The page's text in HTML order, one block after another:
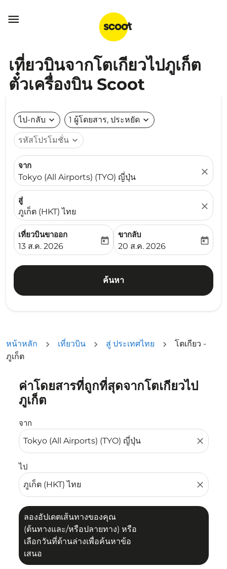

เที่ยวบินจากโตเกียวไปภูเก็ต
ตั๋วเครื่องบิน Scoot
ไป-กลับ expand_more 1 ผู้โดยสาร, ประหยัด expand_more
รหัสโปรโมชั่น expand_more
จาก
Tokyo (All Airports) (TYO) ญี่ปุ่น
close
สู่
ภูเก็ต (HKT) ไทย
close
เที่ยวบินขาออก
fc-booking-departure-date-aria-label
13 ส.ค. 2026
today
ขากลับ
fc-booking-return-date-
20 ส.ค. 2026
today
ค้นหา
หน้าหลัก เที่ยวบิน สู่ ประเทศไทย
โตเกียว -
ภูเก็ต
ค่าโดยสารที่ถูกที่สุดจากโตเกียวไป
ภูเก็ต
จาก
close
ไป
close
ลองอัปเดตเส้นทางของคุณ
(ต้นทางและ/หรือปลายทาง) หรือ
เลือกวันที่ด้านล่างเพื่อค้นหาข้อ
เสนอ
ลองอัปเดตเส้นทางของคุณ (ต้นทางและ/หรือปลายทาง) หรื